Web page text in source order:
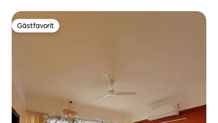
Gästfavorit
Gästfavorit